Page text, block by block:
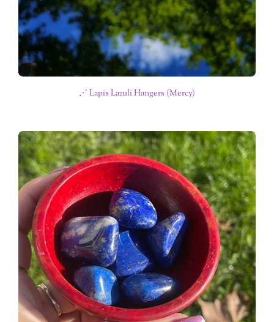
⋰ Lapis Lazuli Hangers (Mercy)